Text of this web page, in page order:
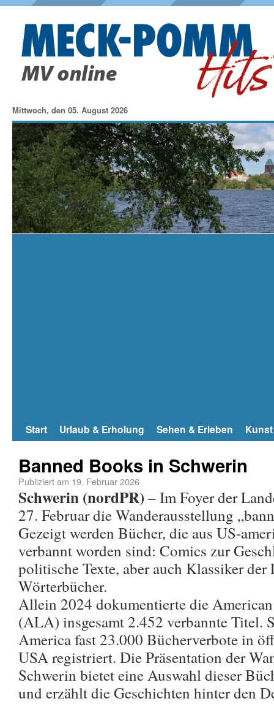
Mittwoch, den 05. August 2026
Start Urlaub & Erholung Sehen & Erleben
Banned Books in Schwerin
Publiziert am 19. Februar 2026
Schwerin (nordPR)– Im Foyer der
27. Februar die Wanderausstellung
Gezeigt werden Bücher, die aus US-
verbannt worden sind: Comics zur
politische Texte, aber auch Klassiker
Wörterbücher.
Allein 2024 dokumentierte die
(ALA) insgesamt 2.452 verbannte Titel.
America fast 23.000 Bücherverbote in
USA registriert. Die Präsentation der
Schwerin bietet eine Auswahl dieser
und erzählt die Geschichten hinter den